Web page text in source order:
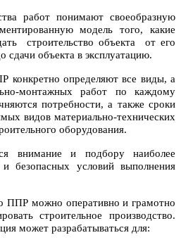
работ понимают своеобразную
модель того, какие
строительство объекта от его
сдачи объекта в эксплуатацию.
конкретно определяют все виды, а
монтажных работ по каждому
потребности, а также сроки
видов материально-технических
оборудования.
внимание и подбору наиболее
безопасных условий выполнения
ППР можно оперативно и грамотно
строительное производство.
может разрабатываться для: